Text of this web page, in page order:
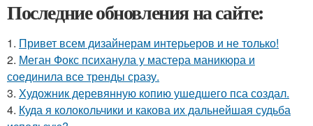
Последние обновления на сайте:
1. Привет всем дизайнерам интерьеров и не только!
2. Меган Фокс психанула у мастера маникюра и
соединила все тренды сразу.
3. Художник деревянную копию ушедшего пса создал.
4. Куда я колокольчики и какова их дальнейшая судьба